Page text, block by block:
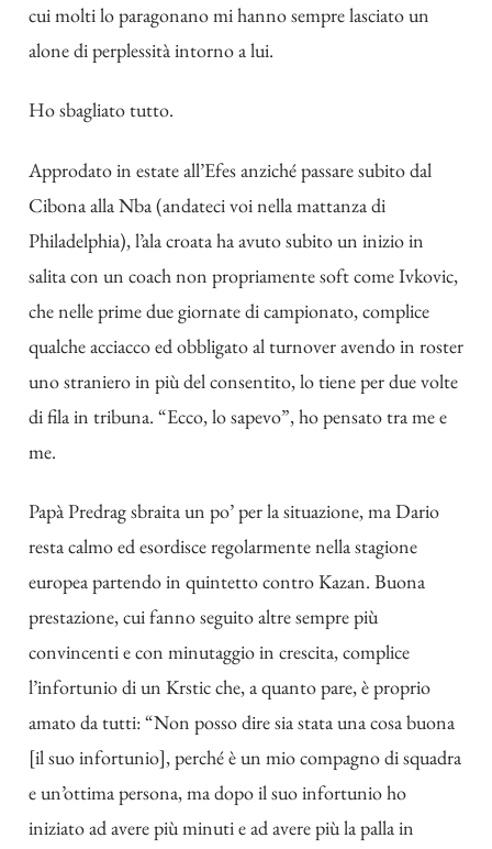
cui molti lo paragonano mi hanno sempre lasciato un
alone di perplessità intorno a lui.
Ho sbagliato tutto.
Approdato in estate all’Efes anziché passare subito dal
Cibona alla Nba (andateci voi nella mattanza di
Philadelphia), l’ala croata ha avuto subito un inizio in
salita con un coach non propriamente soft come Ivkovic,
che nelle prime due giornate di campionato, complice
qualche acciacco ed obbligato al turnover avendo in roster
uno straniero in più del consentito, lo tiene per due volte
di fila in tribuna. “Ecco, lo sapevo”, ho pensato tra me e
me.
Papà Predrag sbraita un po’ per la situazione, ma Dario
resta calmo ed esordisce regolarmente nella stagione
europea partendo in quintetto contro Kazan. Buona
prestazione, cui fanno seguito altre sempre più
convincenti e con minutaggio in crescita, complice
l’infortunio di un Krstic che, a quanto pare, è proprio
amato da tutti: “Non posso dire sia stata una cosa buona
[il suo infortunio], perché è un mio compagno di squadra
e un’ottima persona, ma dopo il suo infortunio ho
iniziato ad avere più minuti e ad avere più la palla in